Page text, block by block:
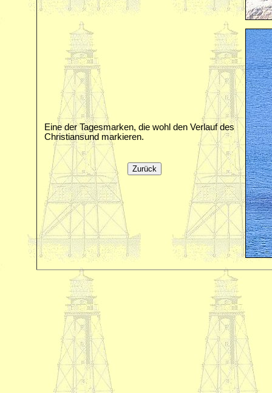
Eine der Tagesmarken, die wohl den Verlauf des
Christiansund markieren.